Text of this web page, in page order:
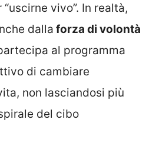
“uscirne vivo”. In realtà,
dalla forza di volontà
al programma
di cambiare
non lasciandosi più
del cibo